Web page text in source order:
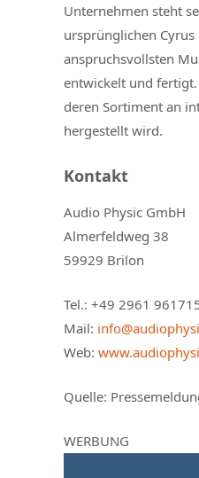
Unternehmen steht
ursprünglichen
anspruchsvollsten
entwickelt und
deren Sortiment an
hergestellt wird.
Kontakt
Audio Physic GmbH
Almerfeldweg 38
59929 Brilon
Tel.: +49 2961
Mail:
Web:
Quelle:
WERBUNG